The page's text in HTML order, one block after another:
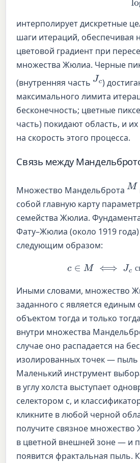
интерполирует дискретные
шаги итераций, обеспечивая
цветовой градиент при
множества Жюлиа. Черные
(внутренняя часть Jc )
максимального лимита
бесконечность; цветные
часть) покидают область, и
на скорость этого процесса.
Связь между
Множество МандельбротаM
собой главную карту
семейства Жюлиа.
Фату–Жюлиа (около 1919
следующим образом:
с
c∈M ⟺Jc
Иными словами, множество
заданного c является единым
объектом тогда и только
внутри множества
случае оно распадается на
изолированных точек — пыль
Маленький инструмент
в углу холста выступает
селектором c, и
кликните в любой черной
получите связное множество
в цветной внешней зоне — и
появится фрактальная пыль.